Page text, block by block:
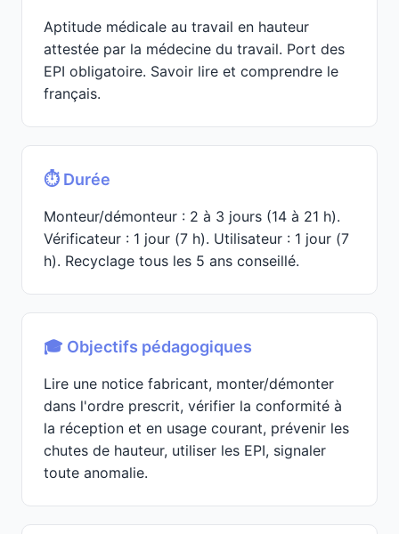
Aptitude médicale au travail en hauteur
attestée par la médecine du travail. Port des
EPI obligatoire. Savoir lire et comprendre le
français.
⏱️ Durée
Monteur/démonteur : 2 à 3 jours (14 à 21 h).
Vérificateur : 1 jour (7 h). Utilisateur : 1 jour (7
h). Recyclage tous les 5 ans conseillé.
🎓 Objectifs pédagogiques
Lire une notice fabricant, monter/démonter
dans l'ordre prescrit, vérifier la conformité à
la réception et en usage courant, prévenir les
chutes de hauteur, utiliser les EPI, signaler
toute anomalie.